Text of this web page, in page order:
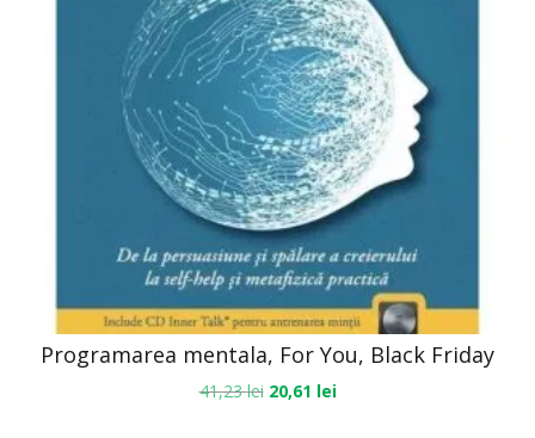
Programarea mentala, For You, Black Friday
41,23lei 20,61 lei